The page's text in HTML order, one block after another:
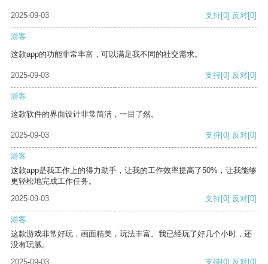
2025-09-03 支持[0] 反对[0]
游客
这款app的功能非常丰富，可以满足我不同的社交需求。
2025-09-03 支持[0] 反对[0]
游客
这款软件的界面设计非常简洁，一目了然。
2025-09-03 支持[0] 反对[0]
游客
这款app是我工作上的得力助手，让我的工作效率提高了50%，让我能够
更轻松地完成工作任务。
2025-09-03
支持[0] 反对[0]
游客
这款游戏非常好玩，画面精美，玩法丰富。我已经玩了好几个小时，还
没有玩腻。
2025-09-03
支持[0] 反对[0]